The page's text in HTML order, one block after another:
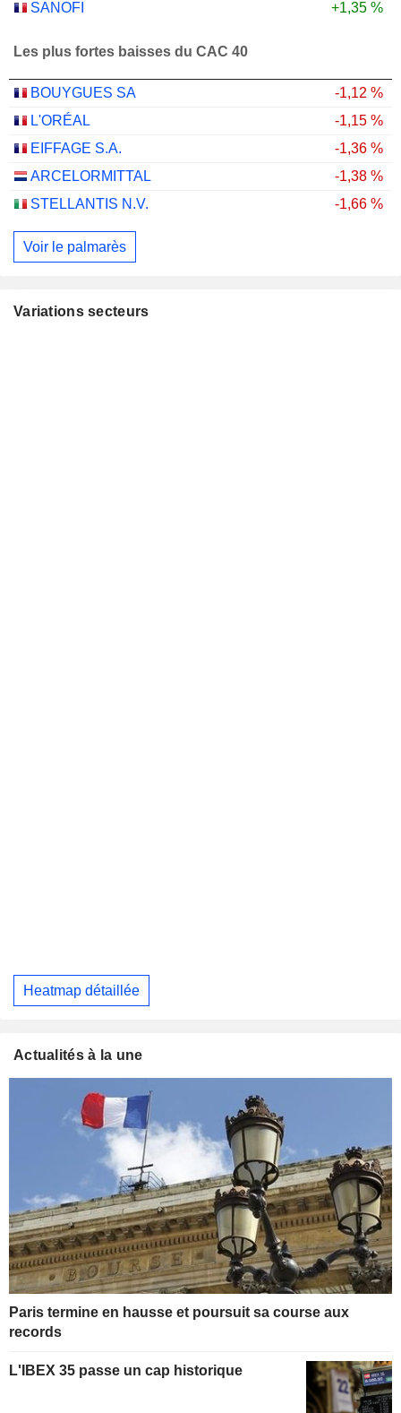
SANOFI +1,35 %
Les plus fortes baisses du CAC 40
BOUYGUES SA
-1,12 %
L'ORÉAL
-1,15 %
EIFFAGE S.A.
-1,36 %
ARCELORMITTAL
-1,38 %
STELLANTIS N.V.
-1,66 %
Voir le palmarès
Variations secteurs
Heatmap détaillée
Actualités à la une
Paris termine en hausse et poursuit sa course aux
records
L'IBEX 35 passe un cap historique